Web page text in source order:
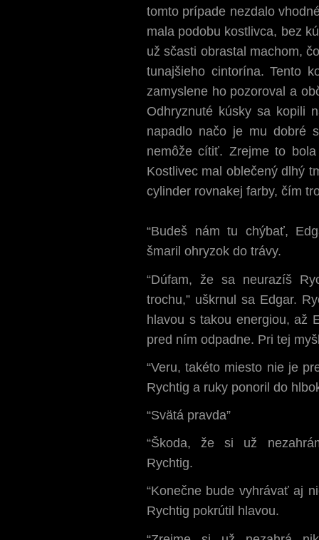
tomto prípade nezdalo
mala podobu kostlivca, bez
už sčasti obrastal machom,
tunajšieho cintorína. Tento
zamyslene ho pozoroval a
Odhryznuté kúsky sa kopili
napadlo načo je mu dobré
nemôže cítiť. Zrejme to
Kostlivec mal oblečený dlhý
cylinder rovnakej farby, čím
“Budeš nám tu chýbať,
šmaril ohryzok do trávy.
“Dúfam, že sa neurazíš
trochu,” uškrnul sa Edgar.
hlavou s takou energiou, až
pred ním odpadne. Pri tej
“Veru, takéto miesto nie je
Rychtig a ruky ponoril do
“Svätá pravda”
“Škoda, že si už
Rychtig.
“Konečne bude vyhrávať aj
Rychtig pokrútil hlavou.